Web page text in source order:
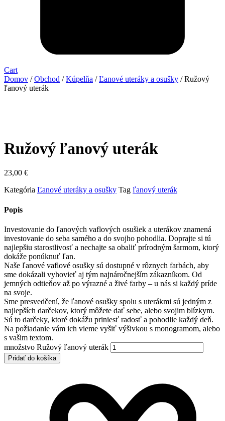
Cart
Domov /Obchod /Kúpelňa /Ľanové uteráky a osušky / Ružový
ľanový uterák
Ružový ľanový uterák
23,00 €
Kategória Ľanové uteráky a osušky Tag ľanový uterák
Popis
Investovanie do ľanových vaflových osušiek a uterákov znamená
investovanie do seba samého a do svojho pohodlia. Doprajte si tú
najlepšiu starostlivosť a nechajte sa obaliť prírodným šarmom, ktorý
dokáže ponúknuť ľan.
Naše ľanové vaflové osušky sú dostupné v rôznych farbách, aby
sme dokázali vyhovieť aj tým najnáročnejším zákazníkom. Od
jemných odtieňov až po výrazné a živé farby – u nás si každý príde
na svoje.
Sme presvedčení, že ľanové osušky spolu s uterákmi sú jedným z
najlepších darčekov, ktorý môžete dať sebe, alebo svojim blízkym.
Sú to darčeky, ktoré dokážu priniesť radosť a pohodlie každý deň.
Na požiadanie vám ich vieme vyšiť výšivkou s monogramom, alebo
s vašim textom.
množstvo Ružový ľanový uterák
Pridať do košíka